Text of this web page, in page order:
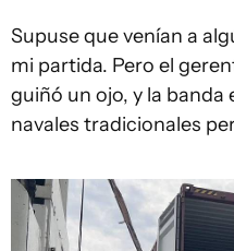
Supuse que venían a
mi partida. Pero el
guiñó un ojo, y la
navales tradicionales